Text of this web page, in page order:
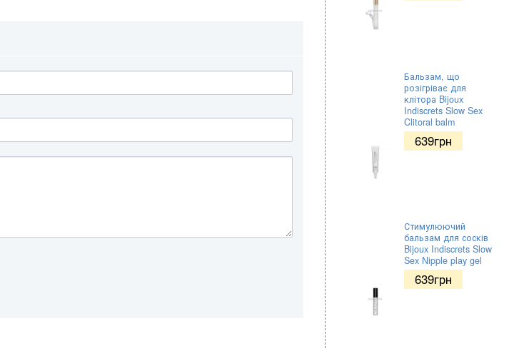
Бальзам, що
розігріває для
клітора Bijoux
Indiscrets Slow Sex
Clitoral balm
639грн
Стимулюючий
бальзам для сосків
Bijoux Indiscrets Slow
Sex Nipple play gel
639грн